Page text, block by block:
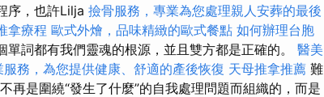
序，也許Lilja 撿骨服務，專業為您處理親人安葬的最後
拿療程 歐式外燴，品味精緻的歐式餐點 如何辦理台胞
詞都有我們靈魂的根源，並且雙方都是正確的。 醫美
服務，為您提供健康、舒適的產後恢復 天母推拿推薦 難
再是圍繞“發生了什麼”的自我處理問題而組織的，而是